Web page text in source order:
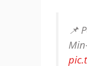
📌